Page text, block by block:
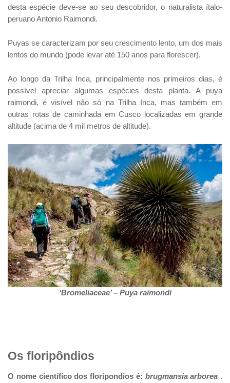
desta espécie deve-se ao seu descobridor, o naturalista ítalo-
peruano Antonio Raimondi.
Puyas se caracterizam por seu crescimento lento, um dos mais
lentos do mundo (pode levar até 150 anos para florescer).
Ao longo da Trilha Inca, principalmente nos primeiros dias, é
possível apreciar algumas espécies desta planta. A puya
raimondi, é visível não só na Trilha Inca, mas também em
outras rotas de caminhada em Cusco localizadas em grande
altitude (acima de 4 mil metros de altitude).
‘Bromeliaceae’ – Puya raimondi
Os floripôndios
O nome científico dos floripondios é: brugmansia arborea .